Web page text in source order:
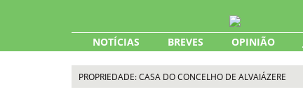
NOTÍCIAS BREVES OPINIÃO
PROPRIEDADE: CASA DO CONCELHO DE ALVAIÁZERE